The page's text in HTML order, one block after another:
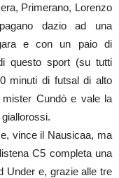
Primerano, Lorenzo
dazio ad una
e con un paio di
questo sport (su tutti
minuti di futsal di alto
Cundò e vale la
vince il Nausicaa, ma
C5 completa una
Under e, grazie alle tre